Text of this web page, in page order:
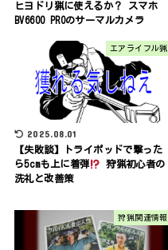
ヒヨドリ猟に使えるか？ スマホ
BV6600 PROのサーマルカメラ
エアライフル猟
2025.08.01
【失敗談】トライポッドで撃った
ら5cmも上に着弾
狩猟初心者の
洗礼と改善策
狩猟関連情報